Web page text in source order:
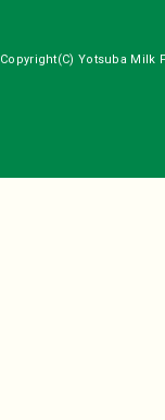
Copyright(C) Yotsuba Milk